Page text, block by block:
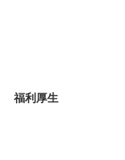
福利厚生